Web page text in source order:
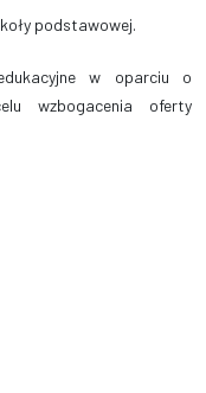
podstawowej.
w oparciu o
wzbogacenia oferty